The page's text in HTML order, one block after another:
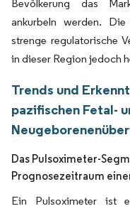
Bevölkerung das
ankurbeln werden.
strenge regulatorische
in dieser Region jedoch
Trends und
pazifischen Fetal-
Das Pulsoximeter-
Prognosezeitraum
Ein Pulsoximeter ist